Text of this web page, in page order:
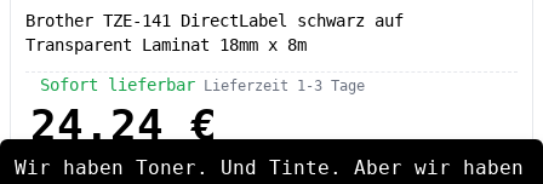
Brother TZE-141 DirectLabel schwarz auf
Transparent Laminat 18mm x 8m
Sofort lieferbar Lieferzeit 1-3 Tage
24,24 €
inkl. MwSt
zzgl. Versand
Wir haben Toner. Und Tinte. Aber wir haben